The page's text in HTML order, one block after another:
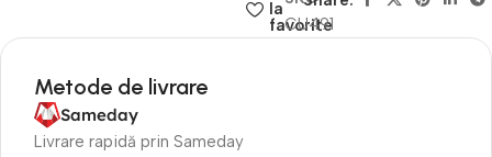
la
favorite
CU491
Metode de livrare
Sameday
Livrare rapidă prin Sameday